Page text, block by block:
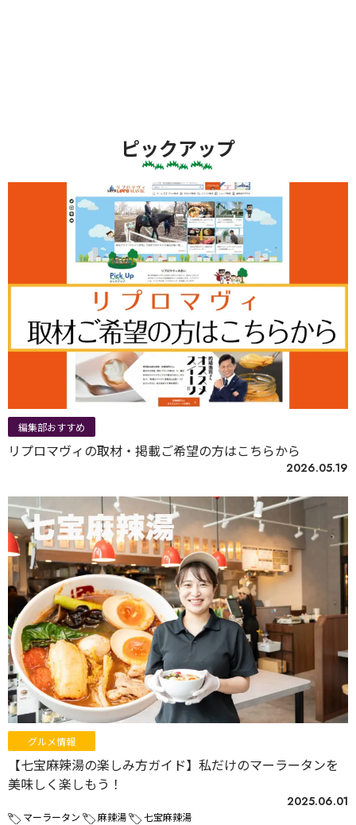
ピックアップ
編集部おすすめ
リプロマヴィの取材・掲載ご希望の方はこちらから
2026.05.19
グルメ情報
【七宝麻辣湯の楽しみ方ガイド】私だけのマーラータンを
美味しく楽しもう！
2025.06.01
マーラータン 麻辣湯 七宝麻辣湯